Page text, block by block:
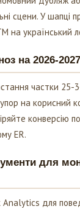
сцени. У шапці
на український
на 2026-2027
частки 25-
на корисний
конверсію
ER.
для
для